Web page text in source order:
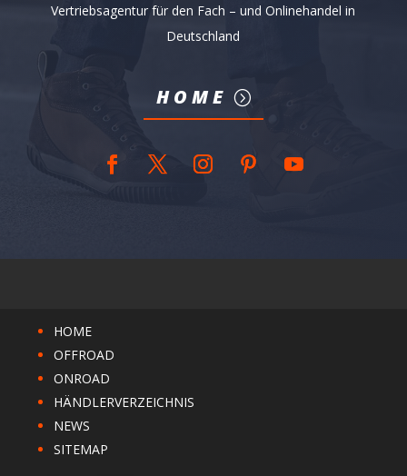
Vertriebsagentur für den Fach – und Onlinehandel in
Deutschland
HOME
HOME
OFFROAD
ONROAD
HÄNDLERVERZEICHNIS
NEWS
SITEMAP